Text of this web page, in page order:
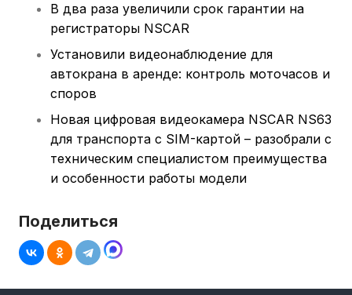
В два раза увеличили срок гарантии на
регистраторы NSCAR
Установили видеонаблюдение для
автокрана в аренде: контроль моточасов и
споров
Новая цифровая видеокамера NSCAR NS63
для транспорта с SIM-картой – разобрали с
техническим специалистом преимущества
и особенности работы модели
Поделиться